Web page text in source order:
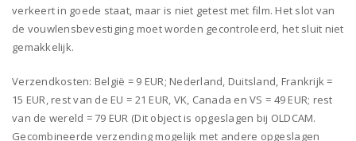
verkeert in goede staat, maar is niet getest met film. Het slot van
de vouwlensbevestiging moet worden gecontroleerd, het sluit niet
gemakkelijk.
Verzendkosten: België = 9 EUR; Nederland, Duitsland, Frankrijk =
15 EUR, rest van de EU = 21 EUR, VK, Canada en VS = 49 EUR; rest
van de wereld = 79 EUR (Dit object is opgeslagen bij OLDCAM.
Gecombineerde verzending mogelijk met andere opgeslagen